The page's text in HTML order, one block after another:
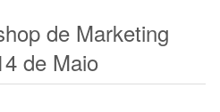
de Marketing
de Maio